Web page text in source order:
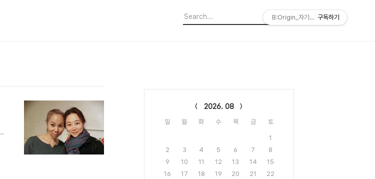
2026. 08
일 월 화 수 목 금 토
1
2
3 4 5 6 7
8
9
10 11 12 13 14
15
16
17 18 19 20 21
22
B:Origin_자기다움을 디자인합니다
구독하기